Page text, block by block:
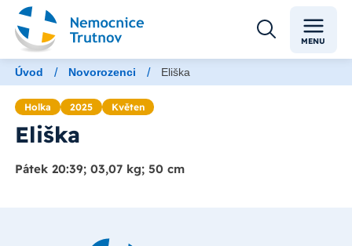
MENU
Úvod / Novorozenci / Eliška
Holka 2025 Květen
Eliška
Pátek 20:39; 03,07 kg; 50 cm